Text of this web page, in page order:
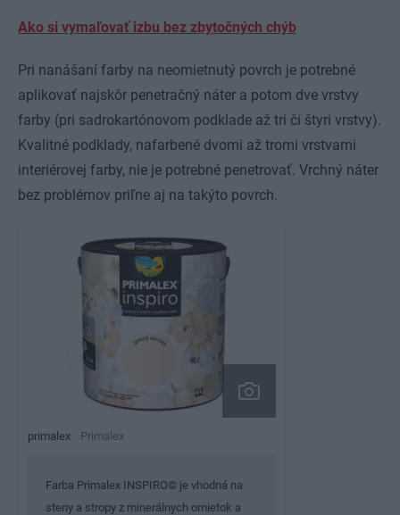
Ako si vymaľovať izbu bez zbytočných chýb
Pri nanášaní farby na neomietnutý povrch je potrebné
aplikovať najskôr penetračný náter a potom dve vrstvy
farby (pri sadrokartónovom podklade až tri či štyri vrstvy).
Kvalitné podklady, nafarbené dvomi až tromi vrstvami
interiérovej farby, nie je potrebné penetrovať. Vrchný náter
bez problémov priľne aj na takýto povrch.
primalex Primalex
Farba Primalex INSPIRO© je vhodná na
steny a stropy z minerálnych omietok a